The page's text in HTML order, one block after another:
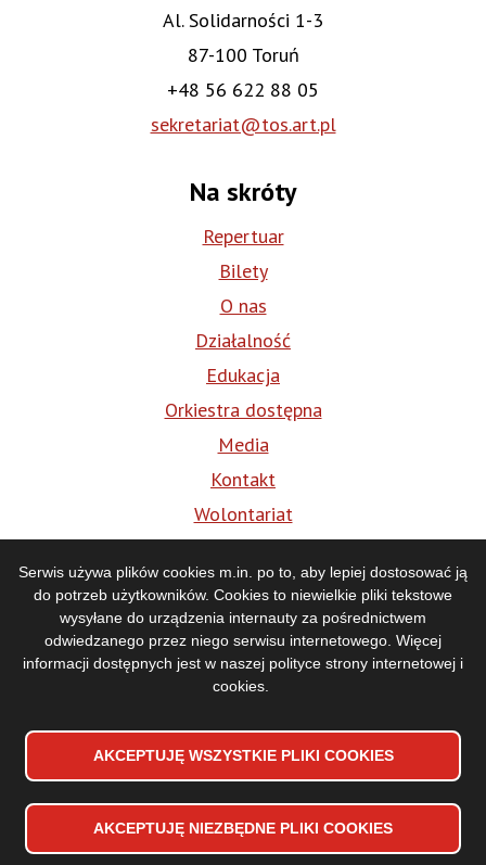
Serwis używa plików cookies m.in. po to, aby lepiej dostosować ją
do potrzeb użytkowników. Cookies to niewielkie pliki tekstowe
wysyłane do urządzenia internauty za pośrednictwem
odwiedzanego przez niego serwisu internetowego. Więcej
informacji dostępnych jest w naszej polityce strony internetowej i
cookies
AKCEPTUJĘ WSZYSTKIE PLIKI COOKIES
AKCEPTUJĘ NIEZBĘDNE PLIKI COOKIES
WYCOFAJ ZGODĘ NA PLIKI COOKIES
Al. Solidarności 1-3
87-100 Toruń
+48 56 622 88 05
sekretariat@tos.art.pl
Na skróty
Repertuar
Bilety
O nas
Działalność
Edukacja
Orkiestra dostępna
Media
Kontakt
Wolontariat
Media
Stopka
Deklaracja dostępności